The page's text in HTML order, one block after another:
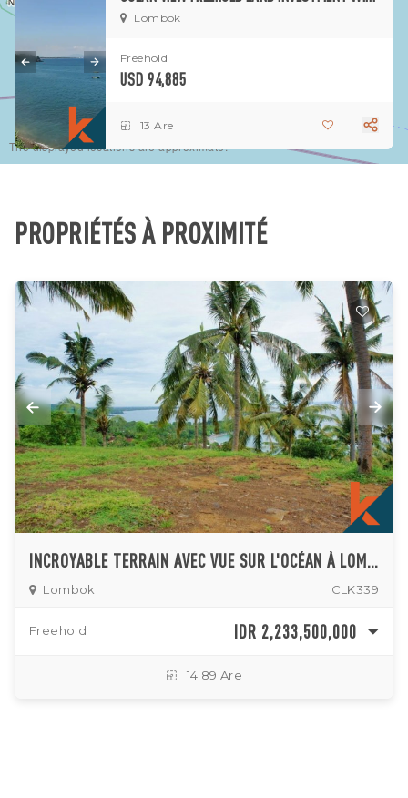
3
The displayed locations are approximate.
Lombok
Freehold
USD 94,885
13 Are
PROPRIÉTÉS À PROXIMITÉ
INCROYABLE TERRAIN AVEC VUE SUR L'OCÉAN À LOMBOK À VENDRE
Lombok CLK339
Freehold IDR 2,233,500,000
14.89 Are